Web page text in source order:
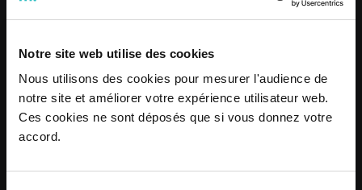
Notre site web utilise des cookies
Nous utilisons des cookies pour mesurer l'audience de
notre site et améliorer votre expérience utilisateur web.
Ces cookies ne sont déposés que si vous donnez votre
accord.
Know more